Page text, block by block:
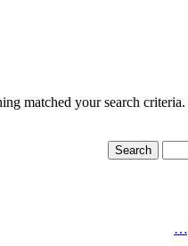
matched your search